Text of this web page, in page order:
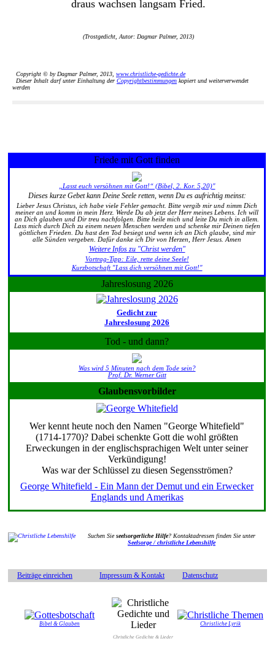
draus wachsen langsam Fried.
(Trostgedicht, Autor: Dagmar Palmer, 2013)
Copyright © by Dagmar Palmer, 2013, www.christliche-gedichte.de
Dieser Inhalt darf unter Einhaltung der Copyrightbestimmungen kopiert und weiterverwendet
werden
Friede mit Gott finden
„Lasst euch versöhnen mit Gott!“ (Bibel, 2. Kor. 5,20)"
Dieses kurze Gebet kann Deine Seele retten, wenn Du es aufrichtig meinst:
Lieber Jesus Christus, ich habe viele Fehler gemacht. Bitte vergib mir und nimm Dich
meiner an und komm in mein Herz. Werde Du ab jetzt der Herr meines Lebens. Ich will
an Dich glauben und Dir treu nachfolgen. Bitte heile mich und leite Du mich in allem.
Lass mich durch Dich zu einem neuen Menschen werden und schenke mir Deinen tiefen
göttlichen Frieden. Du hast den Tod besiegt und wenn ich an Dich glaube, sind mir
alle Sünden vergeben. Dafür danke ich Dir von Herzen, Herr Jesus. Amen
Weitere Infos zu "Christ werden"
Vortrag-Tipp: Eile, rette deine Seele!
Kurzbotschaft "Lass dich versöhnen mit Gott!"
Jahreslosung 2026
Gedicht zur
Jahreslosung 2026
Tod - und dann?
Was wird 5 Minuten nach dem Tode sein?
Prof. Dr. Werner Gitt
Glaubensvorbilder
Wer kennt heute noch den Namen "George Whitefield"
(1714-1770)? Dabei schenkte Gott die wohl größten
Erweckungen in der englischsprachigen Welt unter seiner
Verkündigung!
Was war der Schlüssel zu diesen Segensströmen?
George Whitefield - Ein Mann der Demut und ein Erwecker
Englands und Amerikas
Suchen Sieseelsorgerliche Hilfe? Kontaktadressen finden Sie unter
Seelsorge / christliche Lebenshilfe
Beiträge einreichen Impressum & Kontakt Datenschutz
Bibel & Glauben
Christliche Gedichte & Lieder
Christliche Lyrik